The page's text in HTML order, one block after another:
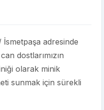
adresinde
dostlarımızın
olarak minik
sunmak için sürekli